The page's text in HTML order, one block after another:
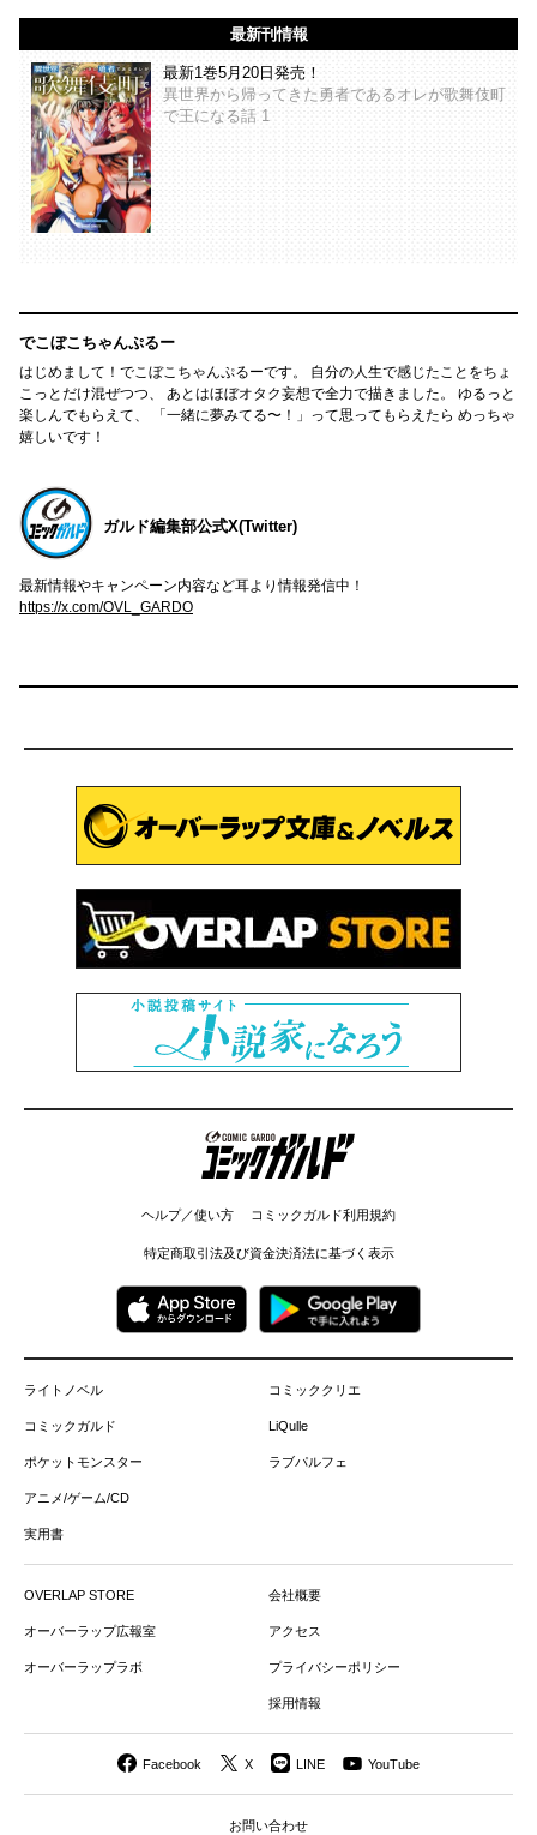
最新刊情報
最新1巻5月20日発売！
異世界から帰ってきた勇者であるオレが歌舞伎町
で王になる話 1
でこぼこちゃんぷるー
はじめまして！でこぼこちゃんぷるーです。 自分の人生で感じたことをちょ
こっとだけ混ぜつつ、 あとはほぼオタク妄想で全力で描きました。 ゆるっと
楽しんでもらえて、 「一緒に夢みてる〜！」って思ってもらえたら めっちゃ
嬉しいです！
ガルド編集部公式X(Twitter)
最新情報やキャンペーン内容など耳より情報発信中！
https://x.com/OVL_GARDO
コミックガルド
ヘルプ／使い方 コミックガルド利用規約
特定商取引法及び資金決済法に基づく表示
ライトノベル
コミックガルド
ポケットモンスター
アニメ/ゲーム/CD
実用書
コミッククリエ
LiQulle
ラブパルフェ
OVERLAP STORE
オーバーラップ広報室
オーバーラップラボ
会社概要
アクセス
プライバシーポリシー
採用情報
Facebook X LINE YouTube
お問い合わせ